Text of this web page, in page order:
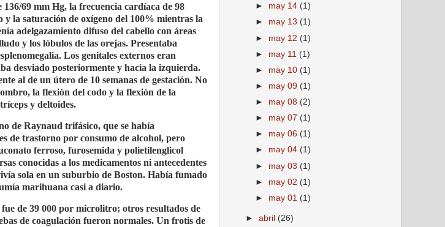
69 mm Hg, la frecuencia cardíaca de 98
la saturación de oxígeno del 100% mientras la
adelgazamiento difuso del cabello con áreas
y los lóbulos de las orejas. Presentaba
Los genitales externos eran
desviado posteriormente y hacia la izquierda.
al de un útero de 10 semanas de gestación. No
la flexión del codo y la flexión de la
y deltoides.
de Raynaud trifásico, que se había
de trastorno por consumo de alcohol, pero
ferroso, furosemida y polietilenglicol
conocidas a los medicamentos ni antecedentes
sola en un suburbio de Boston. Había fumado
marihuana casi a diario.
de 39 000 por microlitro; otros resultados de
de coagulación fueron normales. Un frotis de
► may 14 (1)
► may 13 (1)
► may 12 (1)
► may 11 (1)
► may 10 (1)
► may 09 (1)
► may 08 (2)
► may 07 (1)
► may 06 (1)
► may 04 (1)
► may 03 (1)
► may 02 (1)
► may 01 (1)
►abril (26)